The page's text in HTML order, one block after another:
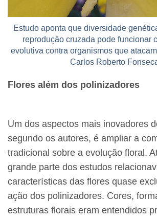
Estudo aponta que diversidade
reprodução cruzada pode funcionar
evolutiva contra organismos que
Carlos Roberto
Flores além dos polinizadores
Um dos aspectos mais inovadores
segundo os autores, é ampliar a
tradicional sobre a evolução floral.
grande parte dos estudos
características das flores quase
ação dos polinizadores. Cores,
estruturas florais eram entendidos